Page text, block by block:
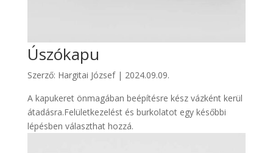
Úszókapu
Szerző: Hargitai József| 2024.09.09.
A kapukeret önmagában beépítésre kész vázként kerül
átadásra.Felületkezelést és burkolatot egy későbbi
lépésben választhat hozzá.